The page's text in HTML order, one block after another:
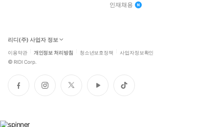
인재채용
리디(주) 사업자 정보
이용약관 개인정보 처리방침 청소년보호정책 사업자정보확인
© RIDI Corp.
페
이
인
스
트
위
유
튜
틱
톡